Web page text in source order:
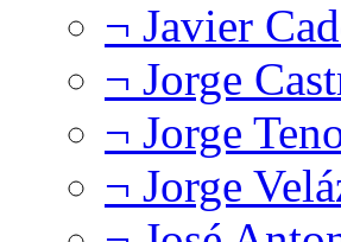
¬ Javier
¬ Jorge
¬ Jorge
¬ Jorge